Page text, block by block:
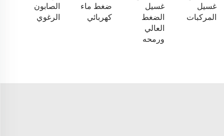
غسيل
المركبات
غسيل
الضغط
العالي
ورمحه
ضغط ماء
كهربائي
الصابون
الرغوي